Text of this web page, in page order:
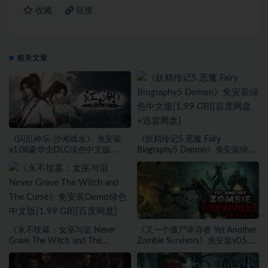
收藏 链接
相关文章
《闪乱神乐-沙滩戏水》 免安装
v1.08豪华全DLC绿色中文版
《妖精传记5 恶魔 Fairy
Biography5 Demon》免安装绿色
中文版[1.99 GB][百度网盘+迅雷
《永不坟墓：女巫与诅 Never
Grave The Witch and The
Curse》免安装Demo绿色中文版
[1.99 GB][百度网盘]
《又一个僵尸幸存者 Yet Another
Zombie Survivors》免安装v0.5.1
绿色中文版[2.91 GB][百度网盘]